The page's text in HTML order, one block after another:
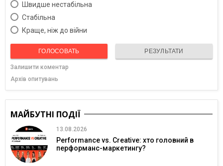
Швидше нестабільна
Cтабільна
Краще, ніж до війни
ГОЛОСОВАТЬ РЕЗУЛЬТАТИ
Залишити коментар
Архів опитувань
МАЙБУТНІ ПОДІЇ
13.08.2026
Performance vs. Creative: хто головний в
перформанс-маркетингу?